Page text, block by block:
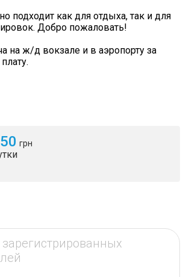
подходит как для отдыха, так и для
Добро пожаловать!
на ж/д вокзале и в аэропорту за
грн